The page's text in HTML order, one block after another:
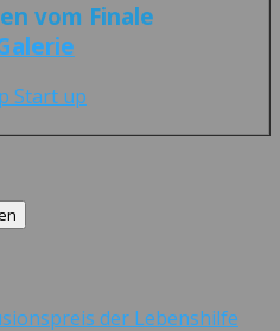
vom Finale
der Lebenshilfe